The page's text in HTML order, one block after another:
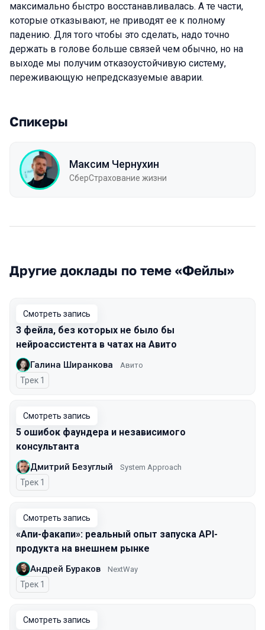
максимально быстро восстанавливалась. А те части,
которые отказывают, не приводят ее к полному
падению. Для того чтобы это сделать, надо точно
держать в голове больше связей чем обычно, но на
выходе мы получим отказоустойчивую систему,
переживающую непредсказуемые аварии.
Спикеры
Максим Чернухин
СберСтрахование жизни
Другие доклады по теме «Фейлы»
Смотреть запись
3 фейла, без которых не было бы
нейроассистента в чатах на Авито
Галина Ширанкова Авито
Трек 1
Смотреть запись
5 ошибок фаундера и независимого
консультанта
Дмитрий Безуглый System Approach
Трек 1
Смотреть запись
«Апи-факапи»: реальный опыт запуска API-
продукта на внешнем рынке
Андрей Бураков NextWay
Трек 1
Смотреть запись